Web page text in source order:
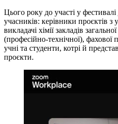
Цього року до участі у
учасників: керівники проєктів з
викладачі хімії закладів
(професійно-технічної), фахової
учні та студенти, котрі й
проєкти.